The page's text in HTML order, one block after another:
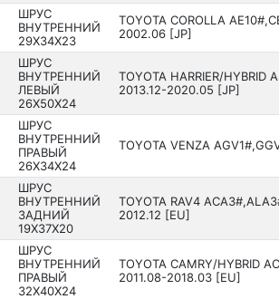
ШРУС
ВНУТРЕННИЙ
29X34X23
TOYOTA COROLLA
2002.06 [JP]
ШРУС
ВНУТРЕННИЙ
ЛЕВЫЙ
26X50X24
TOYOTA HARRIER/HYBRID
2013.12-2020.05 [JP]
ШРУС
ВНУТРЕННИЙ
ПРАВЫЙ
26X34X24
TOYOTA VENZA
ШРУС
ВНУТРЕННИЙ
ЗАДНИЙ
19X37X20
TOYOTA RAV4
2012.12 [EU]
ШРУС
ВНУТРЕННИЙ
ПРАВЫЙ
32X40X24
TOYOTA CAMRY/HYBRID
201­1.08-2018.03 [EU]